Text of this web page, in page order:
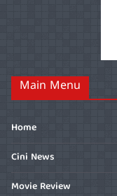
Main Menu
Home
Cini News
Movie Review